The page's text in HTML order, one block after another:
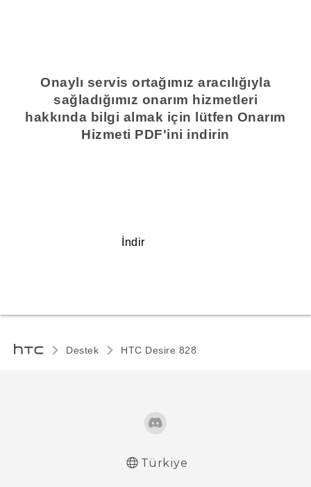
Onaylı servis ortağımız aracılığıyla
sağladığımız onarım hizmetleri
hakkında bilgi almak için lütfen Onarım
Hizmeti PDF'ini indirin
İndir
Destek HTC Desire 828‎
Türkiye